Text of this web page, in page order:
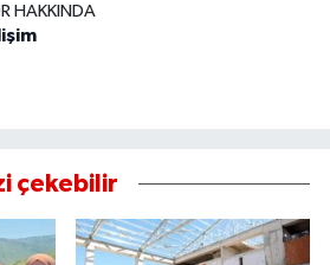
HAKKINDA
çekebilir